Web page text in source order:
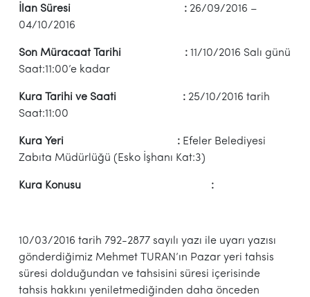
İlan Süresi : 26/09/2016 –
04/10/2016
Son Müracaat Tarihi : 11/10/2016 Salı günü
Saat:11:00’e kadar
Kura Tarihi ve Saati : 25/10/2016 tarih
Saat:11:00
Kura Yeri : Efeler Belediyesi
Zabıta Müdürlüğü (Esko İşhanı Kat:3)
Kura Konusu :
10/03/2016 tarih 792-2877 sayılı yazı ile uyarı yazısı
gönderdiğimiz Mehmet TURAN’ın Pazar yeri tahsis
süresi dolduğundan ve tahsisini süresi içerisinde
tahsis hakkını yeniletmediğinden daha önceden